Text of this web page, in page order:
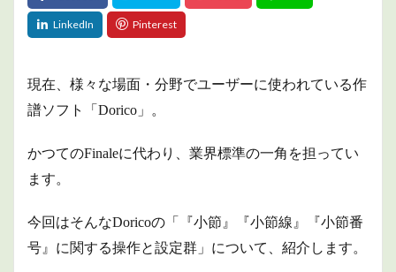
現在、様々な場面・分野でユーザーに使われている作
譜ソフト「Dorico」。
かつてのFinaleに代わり、業界標準の一角を担ってい
ます。
今回はそんなDoricoの「『小節』『小節線』『小節番
号』に関する操作と設定群」について、紹介します。